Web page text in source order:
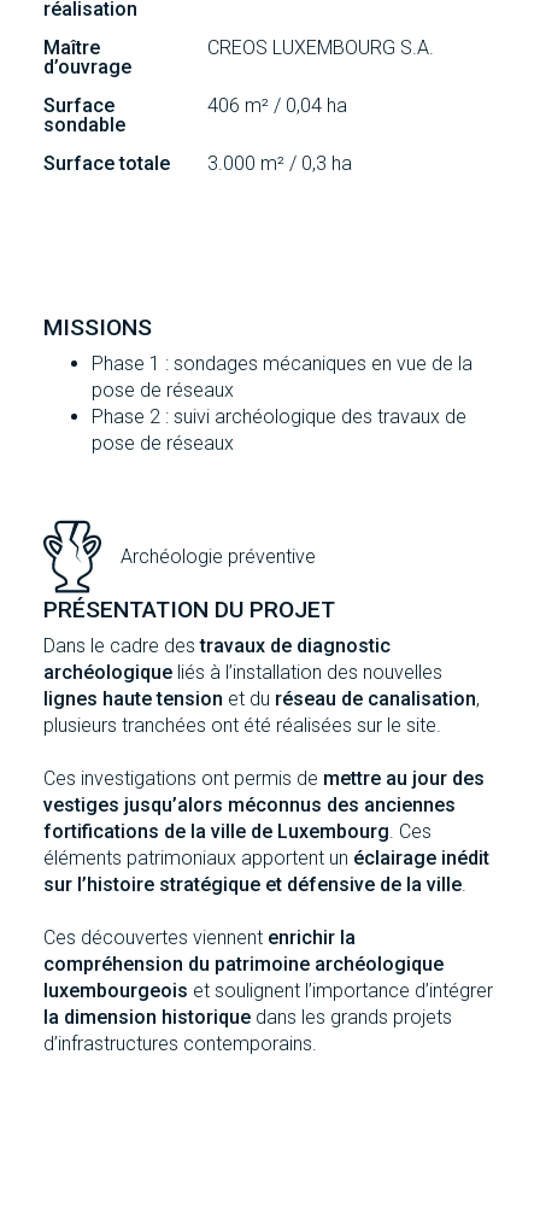
réalisation
Maître
d’ouvrage
CREOS LUXEMBOURG S.A.
Surface
sondable
406 m² / 0,04 ha
Surface totale 3.000 m² / 0,3 ha
MISSIONS
Phase 1 : sondages mécaniques en vue de la
pose de réseaux
Phase 2 : suivi archéologique des travaux de
pose de réseaux
Archéologie préventive
PRÉSENTATION DU PROJET
Dans le cadre destravaux de diagnostic
archéologiqueliés à l’installation des nouvelles
lignes haute tension et du réseau de canalisation,
plusieurs tranchées ont été réalisées sur le site.
Ces investigations ont permis de mettre au jour des
vestiges jusqu’alors méconnus des anciennes
fortifications de la ville de Luxembourg . Ces
éléments patrimoniaux apportent un éclairage inédit
sur l’histoire stratégique et défensive de la ville.
Ces découvertes viennent enrichir la
compréhension du patrimoine archéologique
luxembourgeois et soulignent l’importance d’intégrer
la dimension historiquedans les grands projets
d’infrastructures contemporains.